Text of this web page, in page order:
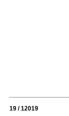
19 / 12019